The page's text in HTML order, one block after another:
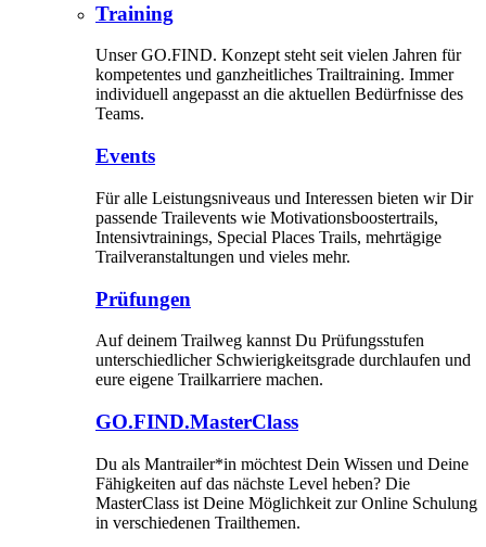
Training
Unser GO.FIND. Konzept steht seit vielen Jahren für
kompetentes und ganzheitliches Trailtraining. Immer
individuell angepasst an die aktuellen Bedürfnisse des
Teams.
Events
Für alle Leistungsniveaus und Interessen bieten wir Dir
passende Trailevents wie Motivationsboostertrails,
Intensivtrainings, Special Places Trails, mehrtägige
Trailveranstaltungen und vieles mehr.
Prüfungen
Auf deinem Trailweg kannst Du Prüfungsstufen
unterschiedlicher Schwierigkeitsgrade durchlaufen und
eure eigene Trailkarriere machen.
GO.FIND.MasterClass
Du als Mantrailer*in möchtest Dein Wissen und Deine
Fähigkeiten auf das nächste Level heben? Die
MasterClass ist Deine Möglichkeit zur Online Schulung
in verschiedenen Trailthemen.